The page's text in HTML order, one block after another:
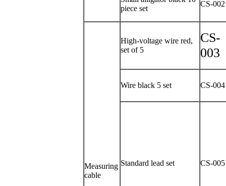
piece set
CS-002
Measuring
cable
High-voltage wire red,
set of 5
CS-
003
Wire black 5 set CS-004
Standard lead set CS-005